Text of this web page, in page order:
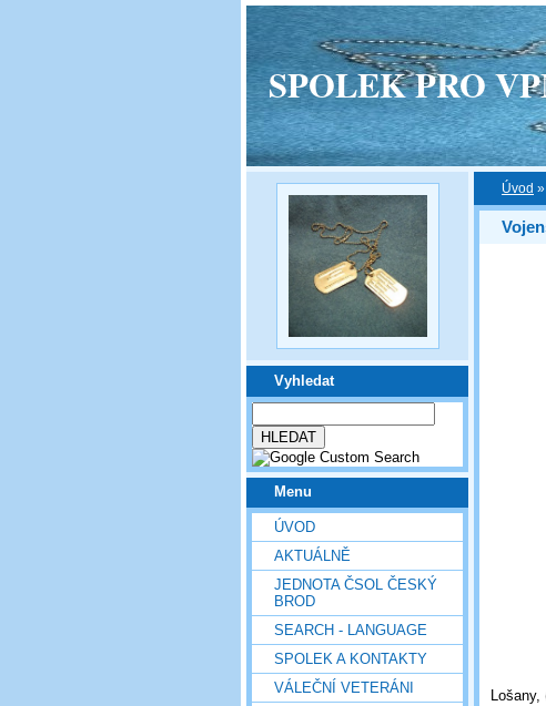
SPOLEK PRO
Vyhledat
Menu
ÚVOD
AKTUÁLNĚ
JEDNOTA ČSOL ČESKÝ
BROD
SEARCH - LANGUAGE
SPOLEK A KONTAKTY
VÁLEČNÍ VETERÁNI
Úvod »